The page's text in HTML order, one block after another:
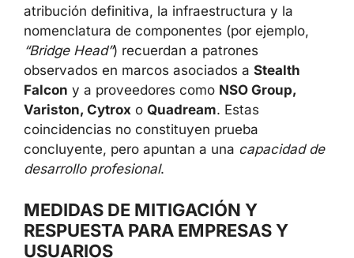
atribución definitiva, la infraestructura y la
nomenclatura de componentes (por ejemplo,
“Bridge Head”) recuerdan a patrones
observados en marcos asociados a Stealth
Falcon y a proveedores como NSO Group,
Variston, Cytrox o Quadream. Estas
coincidencias no constituyen prueba
concluyente, pero apuntan a una capacidad de
desarrollo profesional.
MEDIDAS DE MITIGACIÓN Y
RESPUESTA PARA EMPRESAS Y
USUARIOS